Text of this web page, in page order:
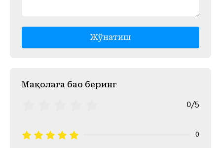
Жўнатиш
Mақолага баҳо беринг
0/5
0